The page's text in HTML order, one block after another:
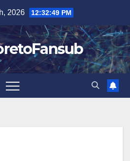
2026 12:32:50 PM